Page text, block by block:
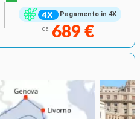
Pagamento in 4X
da 689 €